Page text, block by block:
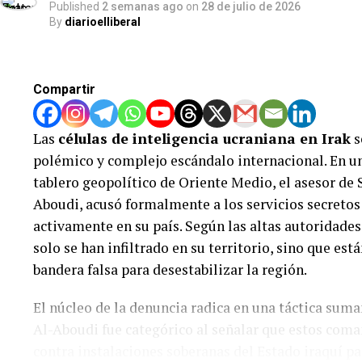
gobierno estadounidense anunció avances para
nuevo gobierno tecnocrático palestino, las
Postura de Hamás:
cesa por completo las operaciones militares y
Exigencia de Israel:Integrantes del gabinete de
retirada del Ejército sin una desmilitarización
Tensión interna:Ministros del gobierno israelí
inaceptable, abogando por mantener la «libertad
territorio.
La brecha entre los discursos de paz y la violencia
atrapada en una crisis humanitaria sin fin visible.
Published 2 semanas ago on 28 de julio de 2026
By diarioelliberal
Compartir
Las células de inteligencia ucraniana en Irak
polémico y complejo escándalo internacional. En
tablero geopolítico de Oriente Medio, el asesor
Aboudi, acusó formalmente a los servicios
activamente en su país. Según las altas
solo se han infiltrado en su territorio, sino que
bandera falsa para desestabilizar la región.
El núcleo de la denuncia radica en una táctica
Al-Aboudi fue categórico al señalar que estos